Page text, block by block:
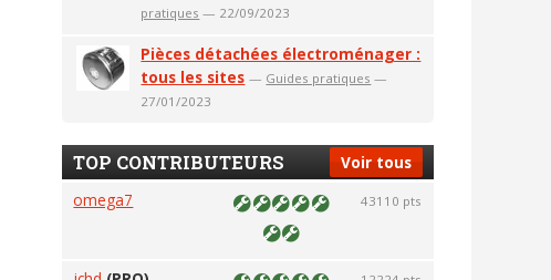
pratiques — 22/09/2023
Pièces détachées électroménager :
tous les sites — Guides pratiques —
27/01/2023
Voir tous
TOP CONTRIBUTEURS
omega7 43110 pts